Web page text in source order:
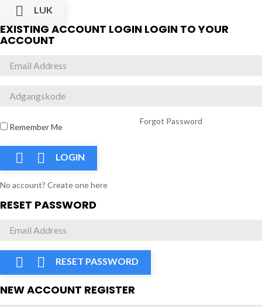

LUK
EXISTING ACCOUNT LOGIN LOGIN TO YOUR
ACCOUNT
Remember Me
Forgot Password
  LOGIN
No account? Create one here
RESET PASSWORD
  RESET PASSWORD
NEW ACCOUNT REGISTER